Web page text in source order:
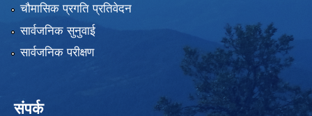
चौमासिक प्रगति प्रतिवेदन
सार्वजनिक सुनुवाई
सार्वजनिक परीक्षण
संपर्क